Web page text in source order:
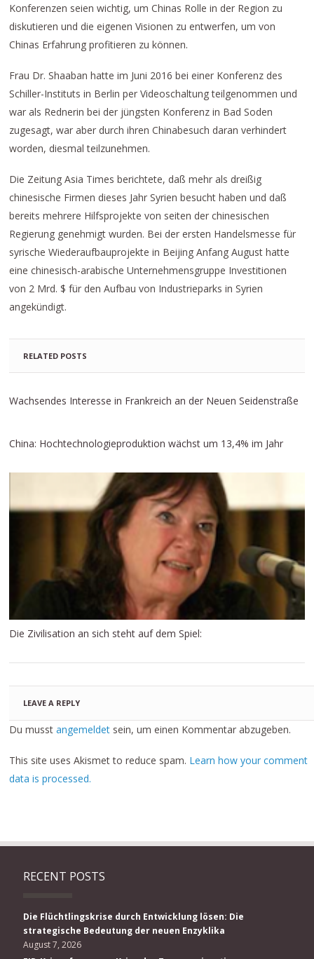
Konferenzen seien wichtig, um Chinas Rolle in der Region zu
diskutieren und die eigenen Visionen zu entwerfen, um von
Chinas Erfahrung profitieren zu können.
Frau Dr. Shaaban hatte im Juni 2016 bei einer Konferenz des
Schiller-Instituts in Berlin per Videoschaltung teilgenommen und
war als Rednerin bei der jüngsten Konferenz in Bad Soden
zugesagt, war aber durch ihren Chinabesuch daran verhindert
worden, diesmal teilzunehmen.
Die Zeitung Asia Times berichtete, daß mehr als dreißig
chinesische Firmen dieses Jahr Syrien besucht haben und daß
bereits mehrere Hilfsprojekte von seiten der chinesischen
Regierung genehmigt wurden. Bei der ersten Handelsmesse für
syrische Wiederaufbauprojekte in Beijing Anfang August hatte
eine chinesisch-arabische Unternehmensgruppe Investitionen
von 2 Mrd. $ für den Aufbau von Industrieparks in Syrien
angekündigt.
RELATED POSTS
Wachsendes Interesse in Frankreich an der Neuen Seidenstraße
China: Hochtechnologieproduktion wächst um 13,4% im Jahr
Die Zivilisation an sich steht auf dem Spiel:
LEAVE A REPLY
Du musstangemeldet sein, um einen Kommentar abzugeben.
This site uses Akismet to reduce spam. Learn how your comment
data is processed.
RECENT POSTS
Die Flüchtlingskrise durch Entwicklung lösen: Die
strategische Bedeutung der neuen Enzyklika
August 7, 2026